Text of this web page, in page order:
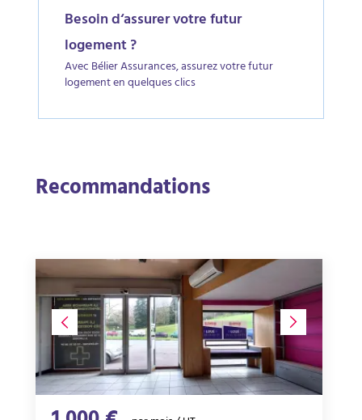
Besoin d‘assurer votre futur
logement ?
Avec Bélier Assurances, assurez votre futur
logement en quelques clics
Recommandations